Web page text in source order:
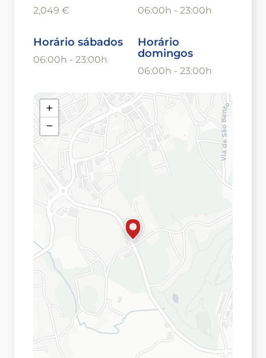
2,049 € 06:00h - 23:00h
Horário sábados
06:00h - 23:00h
Horário
domingos
06:00h - 23:00h
+
−